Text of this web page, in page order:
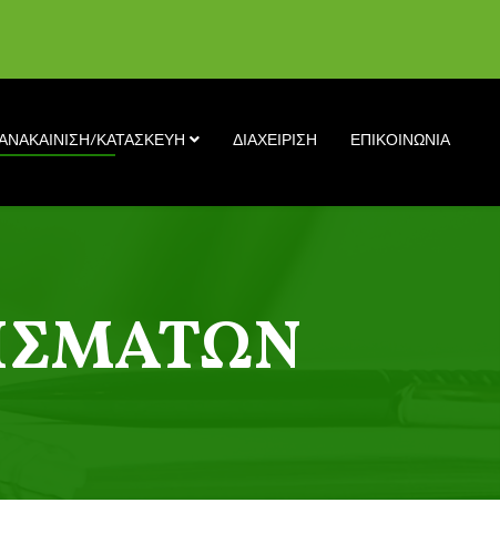
ΚΑΤΑΣΚΕΥΗ ΔΙΑΧΕΙΡΙΣΗ ΕΠΙΚΟΙΝΩΝΙΑ